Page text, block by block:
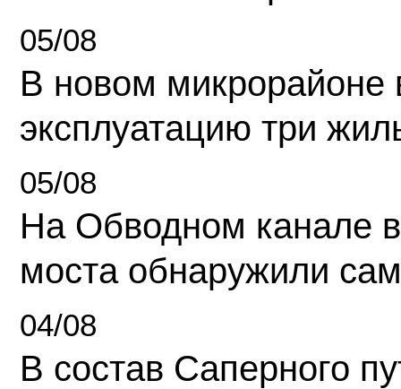
05/08
В новом микрорайоне
эксплуатацию три
05/08
На Обводном канале
моста обнаружили
04/08
В состав Саперного